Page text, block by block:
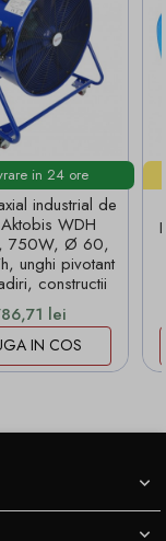
in 24 ore
industrial de
WDH
750W, Ø 60,
unghi pivotant
constructii
lei
IN COS